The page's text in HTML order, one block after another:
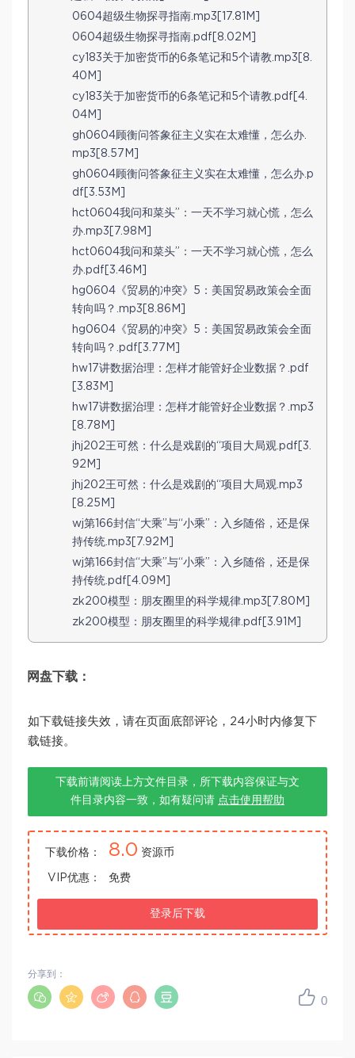
0604超级生物探寻指南.mp3[17.81M]
0604超级生物探寻指南.pdf[8.02M]
cy183关于加密货币的6条笔记和5个请教.mp3[8.
40M]
cy183关于加密货币的6条笔记和5个请教.pdf[4.
04M]
gh0604顾衡问答象征主义实在太难懂，怎么办.
mp3[8.57M]
gh0604顾衡问答象征主义实在太难懂，怎么办.p
df[3.53M]
hct0604我问和菜头”：一天不学习就心慌，怎么
办.mp3[7.98M]
hct0604我问和菜头”：一天不学习就心慌，怎么
办.pdf[3.46M]
hg0604《贸易的冲突》5：美国贸易政策会全面
转向吗？.mp3[8.86M]
hg0604《贸易的冲突》5：美国贸易政策会全面
转向吗？.pdf[3.77M]
hw17讲数据治理：怎样才能管好企业数据？.pdf
[3.83M]
hw17讲数据治理：怎样才能管好企业数据？.mp3
[8.78M]
jhj202王可然：什么是戏剧的“项目大局观.pdf[3.
92M]
jhj202王可然：什么是戏剧的“项目大局观.mp3
[8.25M]
wj第166封信“大乘”与“小乘”：入乡随俗，还是保
持传统.mp3[7.92M]
wj第166封信“大乘”与“小乘”：入乡随俗，还是保
持传统.pdf[4.09M]
zk200模型：朋友圈里的科学规律.mp3[7.80M]
zk200模型：朋友圈里的科学规律.pdf[3.91M]
网盘下载：
如下载链接失效，请在页面底部评论，24小时内修复下
载链接。
下载前请阅读上方文件目录，所下载内容保证与文
件目录内容一致，如有疑问请 点击使用帮助
下载价格： 8.0 资源币
VIP优惠： 免费
登录后下载
0
分享到：